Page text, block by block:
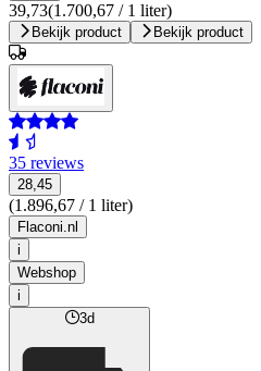
39,73(1.700,67 / 1 liter)
Bekijk product Bekijk product
35 reviews
28,45
(1.896,67 / 1 liter)
Flaconi.nl
i
Webshop
i
3d